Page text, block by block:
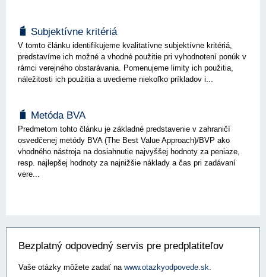
Subjektívne kritériá
V tomto článku identifikujeme kvalitatívne subjektívne kritériá,
predstavíme ich možné a vhodné použitie pri vyhodnotení ponúk v
rámci verejného obstarávania. Pomenujeme limity ich použitia,
náležitosti ich použitia a uvedieme niekoľko príkladov i...
Metóda BVA
Predmetom tohto článku je základné predstavenie v zahraničí
osvedčenej metódy BVA (The Best Value Approach)/BVP ako
vhodného nástroja na dosiahnutie najvyššej hodnoty za peniaze,
resp. najlepšej hodnoty za najnižšie náklady a čas pri zadávaní
vere...
Bezplatný odpovedný servis pre predplatiteľov
Vaše otázky môžete zadať na www.otazkyodpovede.sk.